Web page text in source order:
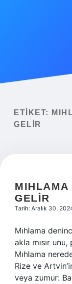
Yasal Uyarı
ETIKET:
GELIR
MIHLAMA
GELIR
Tarih: Aralık 30,
Mıhlama
akla mısır
Mıhlama
Rize ve
veya zumur: